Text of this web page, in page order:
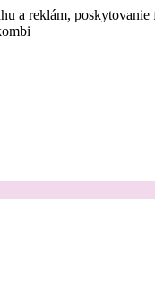
a reklám,